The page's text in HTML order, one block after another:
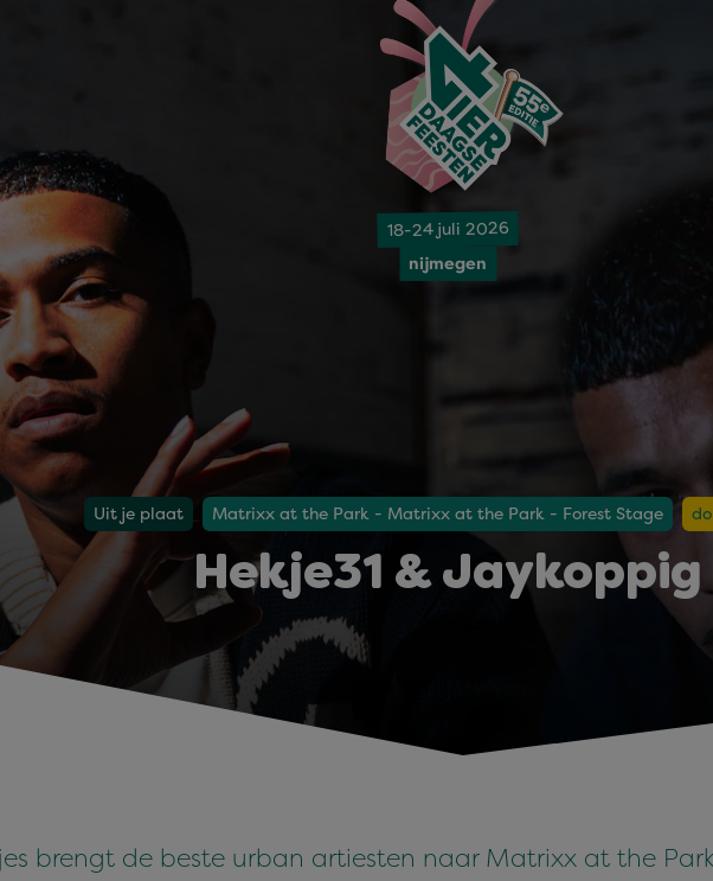
18-24 juli 2026
nijmegen
Uit je plaat Matrixx at the Park - Matrixx at the Park - Forest Stage
Hekje31 & Jaykoppig
brengt de beste urban artiesten naar Matrixx at the